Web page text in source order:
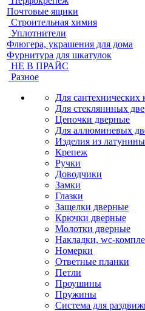
Почтовые ящики
Строительная химия
Уплотнители
Флюгера, украшения для дома
Фурнитура для шкатулок
НЕ В ПРАЙС
Разное
Для сантехнических
Для стекляннных
Цепочки дверные
Для аллюминевых
Изделия из латунины
Крепеж
Ручки
Доводчики
Замки
Глазки
Защелки дверные
Крючки дверные
Молотки дверные
Накладки, wc-
Номерки
Ответные планки
Петли
Проушины
Пружины
Система для